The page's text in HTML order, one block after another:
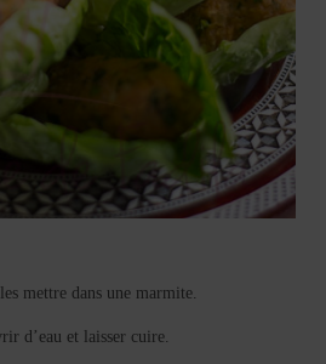
mettre dans une marmite.
d’eau et laisser cuire.